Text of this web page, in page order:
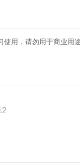
使用，请勿用于商业用